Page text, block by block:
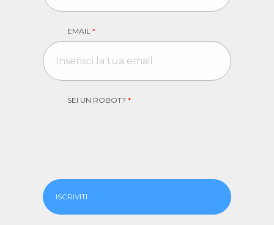
EMAIL *
SEI UN ROBOT? *
ISCRIVITI